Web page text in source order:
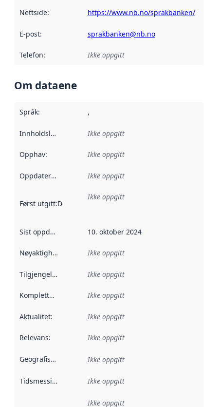
Nettside: https://www.nb.no/sprakbanken/
E-post: sprakbanken@nb.no
Telefon: Ikke oppgitt
Om dataene
Språk: ,
Innholdsleverandører :
Ikke oppgitt
Opphav: Ikke oppgitt
Oppdateringsfrekvens :
Ikke oppgitt
Først utgitt:Denne datoen sier når dataene i dette
Ikke oppgitt
Sist oppdatert 10. oktober 2024
Nøyaktighet Ikke oppgitt
Tilgjengelighet Ikke oppgitt
Kompletthet Ikke oppgitt
Aktualitet: Ikke oppgitt
Relevans: Ikke oppgitt
Geografisk avgrensning :
Ikke oppgitt
Tidsmessig avgrensning :
Ikke oppgitt
Ikke oppgitt